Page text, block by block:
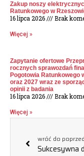
Zakup noszy
Ratunkowego w
16 lipca 2026 Brak
Więcej »
Zapytanie ofertowe
rocznych sprawozdań
Pogotowia Ratunkowego
oraz 2027 wraz ze
opinii z badania
16 lipca 2026 Brak
Więcej »